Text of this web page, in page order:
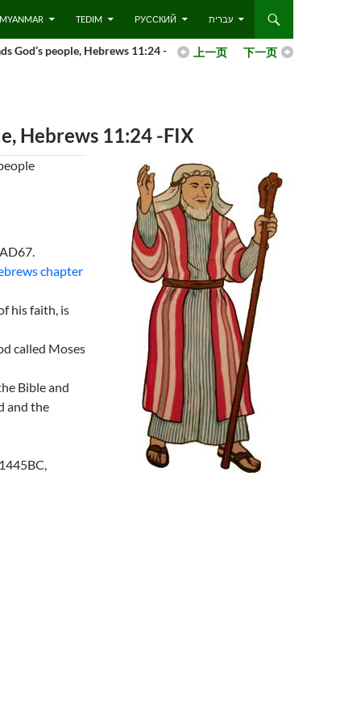
TEDIM РУССКИЙ עברית
下一页
上一页
God’s people, Hebrews 11:24 -
Hebrews 11:24 -FIX
chapter
his faith, is
called Moses
Bible and
and the